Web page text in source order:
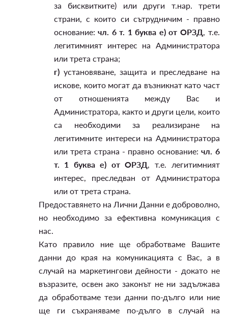
за бисквитките) или други т.нар. трети
страни, с които си сътрудничим - правно
основание: чл. 6 т. 1 буква е) от ОРЗД, т.е.
легитимният интерес на Администратора
или трета страна;
г) установяване, защита и преследване на
искове, които могат да възникнат като част
от отношенията между Вас и
Администратора, както и други цели, които
са необходими за реализиране на
легитимните интереси на Администратора
или трета страна - правно основание: чл. 6
т. 1 буква е) от ОРЗД, т.е. легитимният
интерес, преследван от Администратора
или от трета страна.
Предоставянето на Лични Данни е доброволно,
но необходимо за ефективна комуникация с
нас.
Като правило ние ще обработваме Вашите
данни до края на комуникацията с Вас, а в
случай на маркетингови дейности - докато не
възразите, освен ако законът не ни задължава
да обработваме тези данни по-дълго или ние
ще ги съхраняваме по-дълго в случай на